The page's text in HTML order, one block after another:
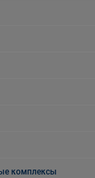
комплексы